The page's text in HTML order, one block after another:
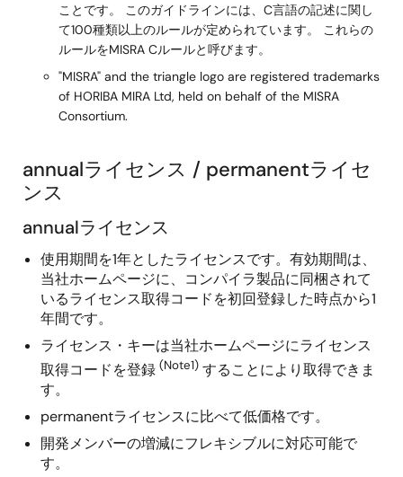
ことです。 このガイドラインには、C言語の記述に関し
て100種類以上のルールが定められています。 これらの
ルールをMISRA Cルールと呼びます。
"MISRA" and the triangle logo are registered trademarks
of HORIBA MIRA Ltd, held on behalf of the MISRA
Consortium.
annualライセンス / permanentライセ
ンス
annualライセンス
使用期間を1年としたライセンスです。有効期間は、
当社ホームページに、コンパイラ製品に同梱されて
いるライセンス取得コードを初回登録した時点から1
年間です。
ライセンス・キーは当社ホームページにライセンス
取得コードを登録 (Note1) することにより取得できま
す。
permanentライセンスに比べて低価格です。
開発メンバーの増減にフレキシブルに対応可能で
す。